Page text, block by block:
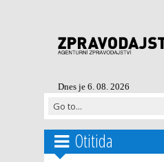
Dnes je 6. 08. 2026
Otitida